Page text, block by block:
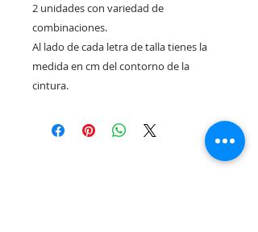
2 unidades con variedad de
combinaciones.
Al lado de cada letra de talla tienes la
medida en cm del contorno de la
cintura.